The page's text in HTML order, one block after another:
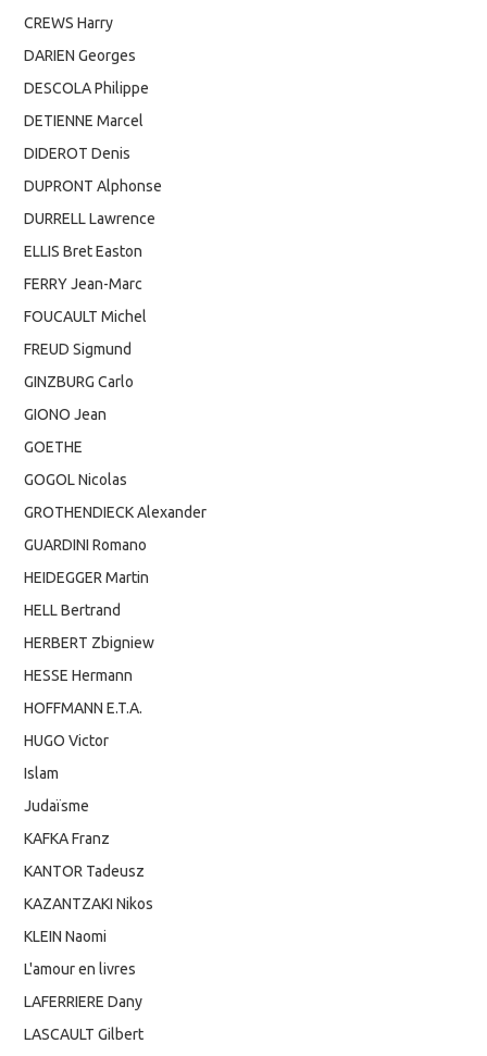
CREWS Harry
DARIEN Georges
DESCOLA Philippe
DETIENNE Marcel
DIDEROT Denis
DUPRONT Alphonse
DURRELL Lawrence
ELLIS Bret Easton
FERRY Jean-Marc
FOUCAULT Michel
FREUD Sigmund
GINZBURG Carlo
GIONO Jean
GOETHE
GOGOL Nicolas
GROTHENDIECK Alexander
GUARDINI Romano
HEIDEGGER Martin
HELL Bertrand
HERBERT Zbigniew
HESSE Hermann
HOFFMANN E.T.A.
HUGO Victor
Islam
Judaïsme
KAFKA Franz
KANTOR Tadeusz
KAZANTZAKI Nikos
KLEIN Naomi
L'amour en livres
LAFERRIERE Dany
LASCAULT Gilbert